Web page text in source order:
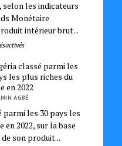
selon les indicateurs
Monétaire
intérieur brut...
classé parmi les
les plus riches du
en 2022
AGBÉ
parmi les 30 pays les
en 2022, sur la base
son produit...